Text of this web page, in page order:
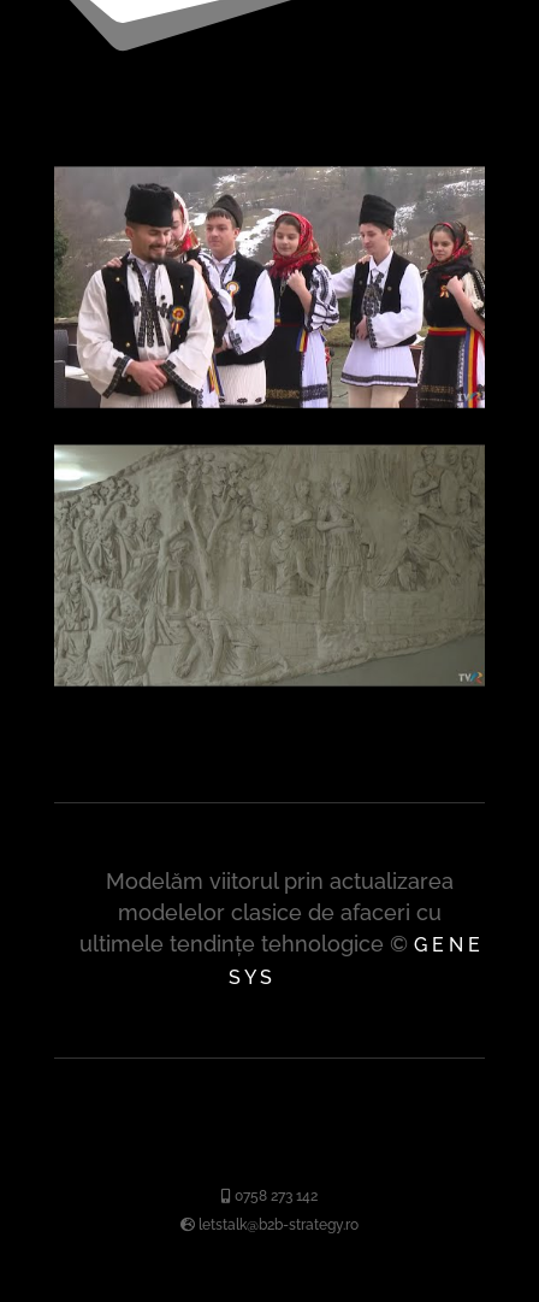
Modelăm viitorul prin actualizarea
modelelor clasice de afaceri cu
ultimele tendințe tehnologice ©G E N E
S Y S
0758 273 142
letstalk@b2b-strategy.ro